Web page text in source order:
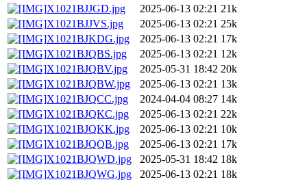
X1021BJJGD.jpg
2025-06-13 02:21 21k
X1021BJJVS.jpg
2025-06-13 02:21 25k
X1021BJKDG.jpg
2025-06-13 02:21 17k
X1021BJQBS.jpg
2025-06-13 02:21 12k
X1021BJQBV.jpg
2025-05-31 18:42 20k
X1021BJQBW.jpg
2025-06-13 02:21 13k
X1021BJQCC.jpg
2024-04-04 08:27 14k
X1021BJQKC.jpg
2025-06-13 02:21 22k
X1021BJQKK.jpg
2025-06-13 02:21 10k
X1021BJQQB.jpg
2025-06-13 02:21 17k
X1021BJQWD.jpg
2025-05-31 18:42 18k
X1021BJQWG.jpg
2025-06-13 02:21 18k